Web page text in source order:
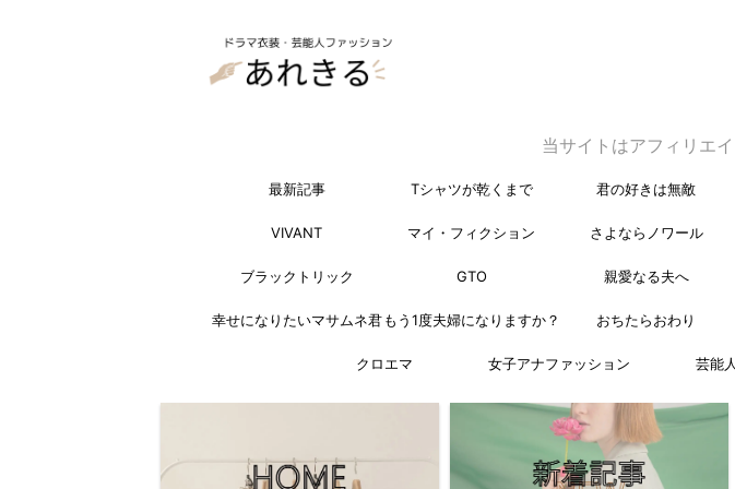
当サイトはアフィリエ
最新記事 Tシャツが乾くまで 君の好きは無敵
VIVANT マイ・フィクション さよならノワール
ブラックトリック GTO 親愛なる夫へ
幸せになりたいマサムネ君 もう1度夫婦になりますか？ おちたらおわり
クロエマ 女子アナファッション 芸能